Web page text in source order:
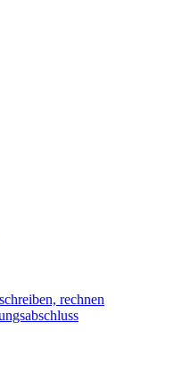
rechnen